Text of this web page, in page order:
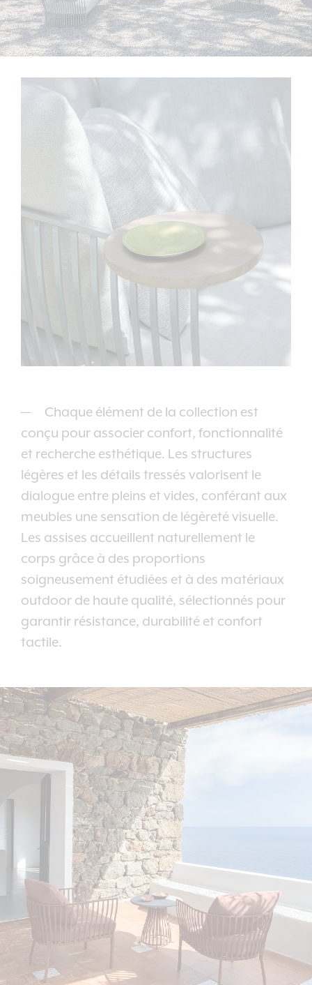
Chaque élément de la collection est
conçu pour associer confort, fonctionnalité
et recherche esthétique. Les structures
légères et les détails tressés valorisent le
dialogue entre pleins et vides, conférant aux
meubles une sensation de légèreté visuelle.
Les assises accueillent naturellement le
corps grâce à des proportions
soigneusement étudiées et à des matériaux
outdoor de haute qualité, sélectionnés pour
garantir résistance, durabilité et confort
tactile.